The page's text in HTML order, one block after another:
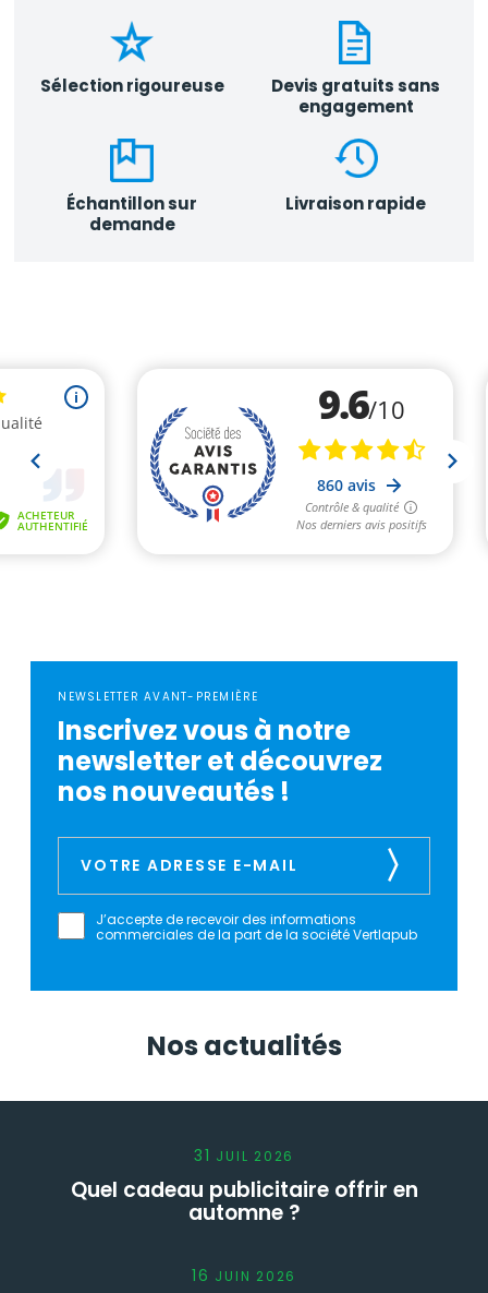
Sélection rigoureuse
Devis gratuits sans
engagement
Échantillon sur
demande
Livraison rapide
NEWSLETTER AVANT-PREMIÈRE
Inscrivez vous à notre
newsletter et découvrez
nos nouveautés !
J’accepte de recevoir des informations
commerciales de la part de la société Vertlapub
Nos actualités
31 JUIL 2026
Quel cadeau publicitaire offrir en
automne ?
16 JUIN 2026